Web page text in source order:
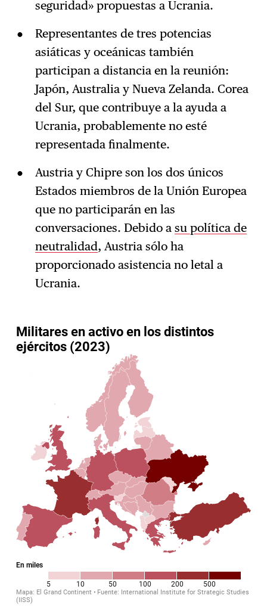
seguridad» propuestas a Ucrania.
Representantes de tres potencias
asiáticas y oceánicas también
participan a distancia en la reunión:
Japón, Australia y Nueva Zelanda. Corea
del Sur, que contribuye a la ayuda a
Ucrania, probablemente no esté
representada finalmente.
Austria y Chipre son los dos únicos
Estados miembros de la Unión Europea
que no participarán en las
conversaciones. Debido a su política de
neutralidad, Austria sólo ha
proporcionado asistencia no letal a
Ucrania.